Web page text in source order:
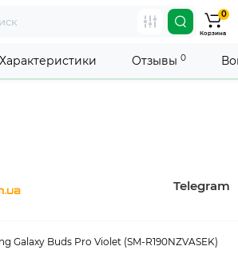
магазина временно приостановлена.
чтобы возобновить прием
как можно скорее.
Telegram
0
Корзина
Galaxy Buds Pro Violet (SM-R190NZVASEK)
Характеристики Отзывы 0